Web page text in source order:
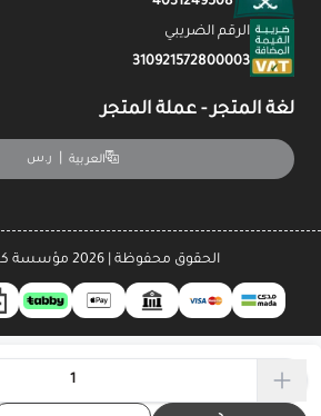
الرقم الضريبي
310921572800003
لغة المتجر - عملة المتجر
العربية ر.س
الحقوق محفوظة | 2026 مؤسسة